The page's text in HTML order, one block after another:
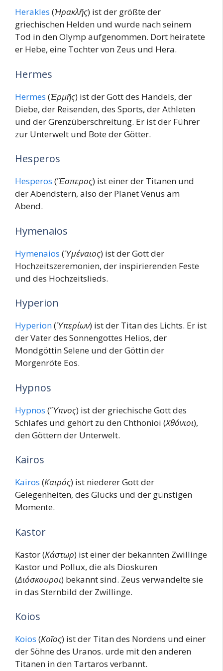
Herakles (Ἡρακλῆς) ist der größte der
griechischen Helden und wurde nach seinem
Tod in den Olymp aufgenommen. Dort heiratete
er Hebe, eine Tochter von Zeus und Hera.
Hermes
Hermes (Ἑρμῆς) ist der Gott des Handels, der
Diebe, der Reisenden, des Sports, der Athleten
und der Grenzüberschreitung. Er ist der Führer
zur Unterwelt und Bote der Götter.
Hesperos
Hesperos (Ἕσπερος) ist einer der Titanen und
der Abendstern, also der Planet Venus am
Abend.
Hymenaios
Hymenaios (Ὑμέναιος) ist der Gott der
Hochzeitszeremonien, der inspirierenden Feste
und des Hochzeitslieds.
Hyperion
Hyperion(Ὑπερίων) ist der Titan des Lichts. Er ist
der Vater des Sonnengottes Helios, der
Mondgöttin Selene und der Göttin der
Morgenröte Eos.
Hypnos
Hypnos (Ὕπνος) ist der griechische Gott des
Schlafes und gehört zu den Chthonioi (Χθόνιοι),
den Göttern der Unterwelt.
Kairos
Kairos (Καιρός) ist niederer Gott der
Gelegenheiten, des Glücks und der günstigen
Momente.
Kastor
Kastor (Κάστωρ) ist einer der bekannten Zwillinge
Kastor und Pollux, die als Dioskuren
(Διόσκουροι) bekannt sind. Zeus verwandelte sie
in das Sternbild der Zwillinge.
Koios
Koios (Κοῖος) ist der Titan des Nordens und einer
der Söhne des Uranos. urde mit den anderen
Titanen in den Tartaros verbannt.